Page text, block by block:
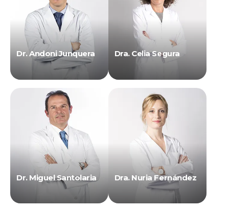
Dr. Andoni Junquera Dra. Celia Segura
Dr. Miguel Santolaria Dra. Nuria Fernández